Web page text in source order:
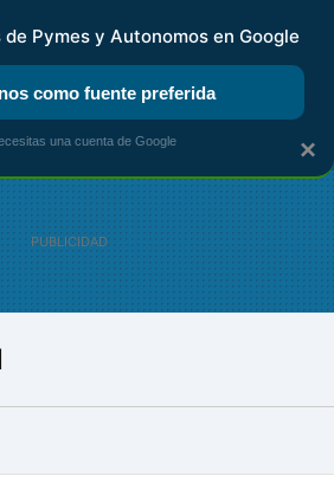
KIT DIGITAL RENTA
×
Pymes y Autonomos en Google
como fuente preferida
una cuenta de Google